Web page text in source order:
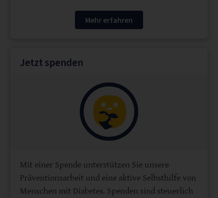
Mehr erfahren
Jetzt spenden
Mit einer Spende unterstützen Sie unsere
Präventionsarbeit und eine aktive Selbsthilfe von
Menschen mit Diabetes. Spenden sind steuerlich